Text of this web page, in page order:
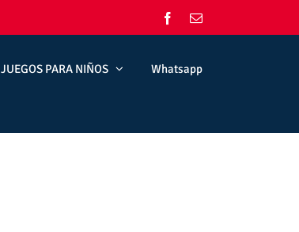
FacebookCorreo
JUEGOS PARA NIÑOS Whatsapp